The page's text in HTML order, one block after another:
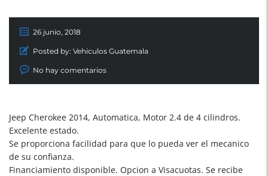
26 junio, 2018
Posted by: Vehiculos Guatemala
No hay comentarios
Jeep Cherokee 2014, Automatica, Motor 2.4 de 4 cilindros.
Excelente estado.
Se proporciona facilidad para que lo pueda ver el mecanico
de su confianza.
Financiamiento disponible. Opcion a Visacuotas. Se recibe